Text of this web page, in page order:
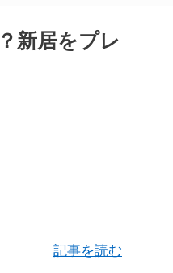
新居をプレ
記事を読む